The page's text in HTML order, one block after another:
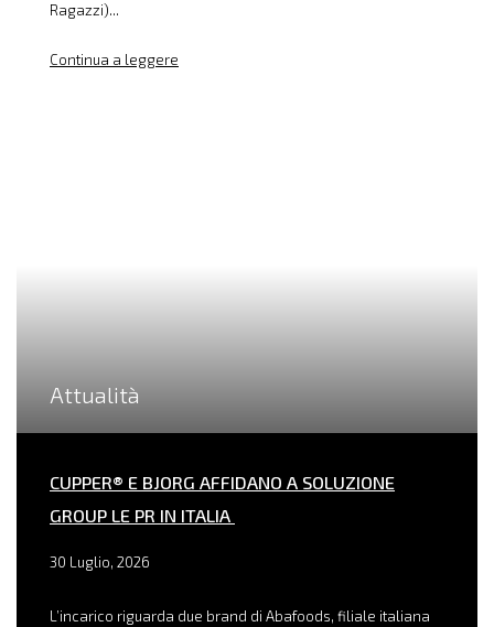
Ragazzi)...
Continua a leggere
Attualità
CUPPER® E BJORG AFFIDANO A SOLUZIONE
GROUP LE PR IN ITALIA
30 Luglio, 2026
L’incarico riguarda due brand di Abafoods, filiale italiana